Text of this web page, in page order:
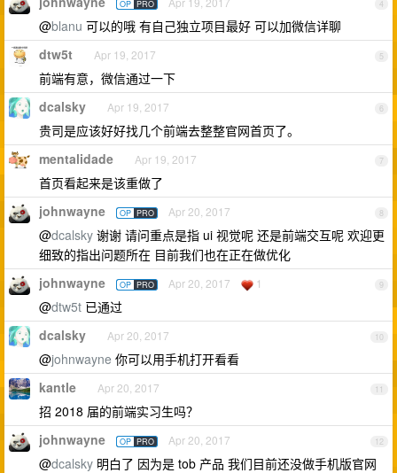
4
OP PRO
@blanu 可以的哦 有自己独立项目最好 可以加微信详聊
5
dtw5t Apr 19, 2017
前端有意，微信通过一下
6
dcalsky Apr 19, 2017
贵司是应该好好找几个前端去整整官网首页了。
7
mentalidade Apr 19, 2017
首页看起来是该重做了
8
johnwayne OP PRO Apr 20, 2017
@dcalsky 谢谢 请问重点是指 ui 视觉呢 还是前端交互呢 欢迎更
细致的指出问题所在 目前我们也在正在做优化
9
johnwayne OP PRO Apr 20, 2017 1
@dtw5t 已通过
10
dcalsky Apr 20, 2017
@johnwayne 你可以用手机打开看看
11
kantle Apr 20, 2017
招 2018 届的前端实习生吗？
12
johnwayne OP PRO Apr 20, 2017
@dcalsky 明白了 因为是 tob 产品 我们目前还没做手机版官网